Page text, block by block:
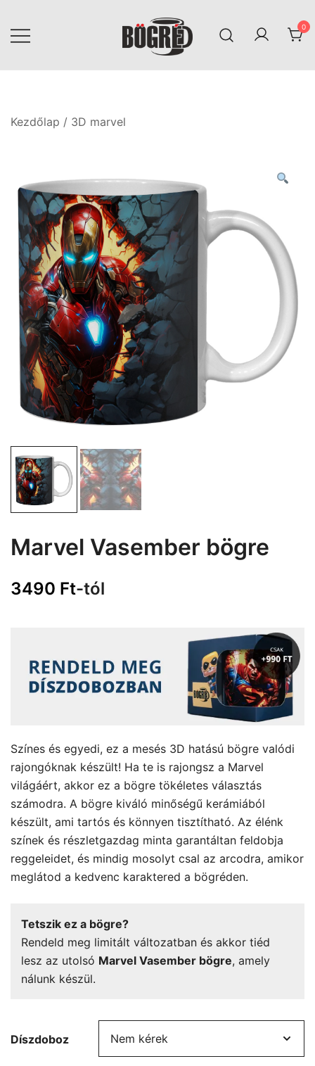
content
Bögréd
0
Kezdőlap / 3D marvel
Marvel Vasember bögre
3490 Ft-tól
Színes és egyedi, ez a mesés 3D hatású bögre valódi
rajongóknak készült! Ha te is rajongsz a Marvel
világáért, akkor ez a bögre tökéletes választás
számodra. A bögre kiváló minőségű kerámiából
készült, ami tartós és könnyen tisztítható. Az élénk
színek és részletgazdag minta garantáltan feldobja
reggeleidet, és mindig mosolyt csal az arcodra, amikor
meglátod a kedvenc karaktered a bögréden.
Tetszik ez a bögre?
Rendeld meg limitált változatban és akkor tiéd
lesz az utolsó Marvel Vasember bögre, amely
nálunk készül.
Díszdoboz